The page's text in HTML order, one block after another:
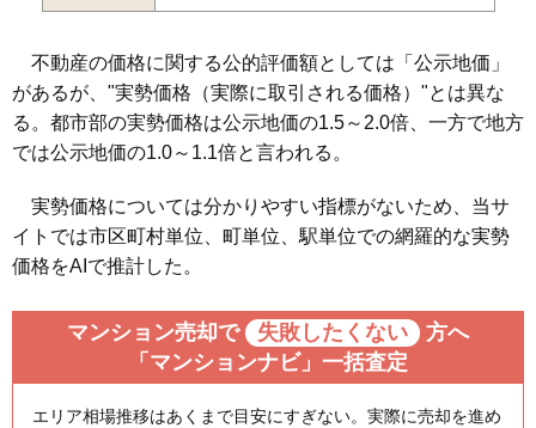
不動産の価格に関する公的評価額としては「公示地価」
があるが、"実勢価格（実際に取引される価格）"とは異な
る。都市部の実勢価格は公示地価の1.5～2.0倍、一方で地方
では公示地価の1.0～1.1倍と言われる。
実勢価格については分かりやすい指標がないため、当サ
イトでは市区町村単位、町単位、駅単位での網羅的な実勢
価格をAIで推計した。
マンション売却で 失敗したくない
方へ
「マンションナビ」一括査定
エリア相場推移はあくまで目安にすぎない。実際に売却を進め